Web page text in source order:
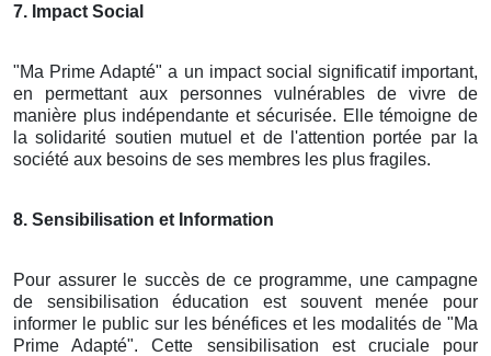
7. Impact Social
"Ma Prime Adapté" a un impact social significatif important,
en permettant aux personnes vulnérables de vivre de
manière plus indépendante et sécurisée. Elle témoigne de
la solidarité soutien mutuel et de l'attention portée par la
société aux besoins de ses membres les plus fragiles.
8. Sensibilisation et Information
Pour assurer le succès de ce programme, une campagne
de sensibilisation éducation est souvent menée pour
informer le public sur les bénéfices et les modalités de "Ma
Prime Adapté". Cette sensibilisation est cruciale pour